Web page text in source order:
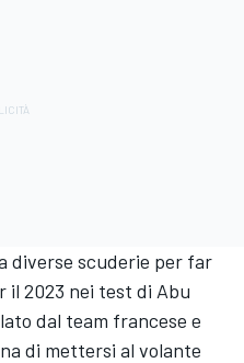
diverse scuderie per far
il 2023 nei test di Abu
dal team francese e
di mettersi al volante